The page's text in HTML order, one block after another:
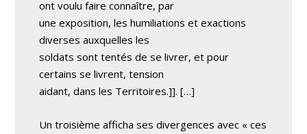
ont voulu faire connaître, par
une exposition, les humiliations et exactions
diverses auxquelles les
soldats sont tentés de se livrer, et pour
certains se livrent, tension
aidant, dans les Territoires.]]. […]
Un troisième afficha ses divergences avec « ces